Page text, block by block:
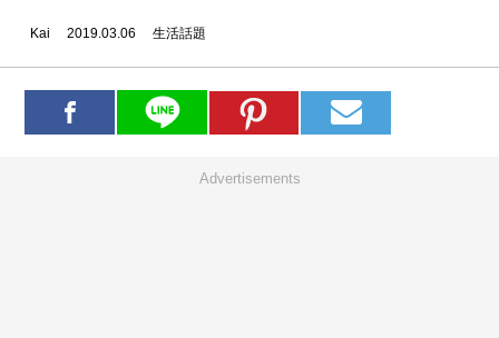
Kai 2019.03.06 生活話題
Advertisements